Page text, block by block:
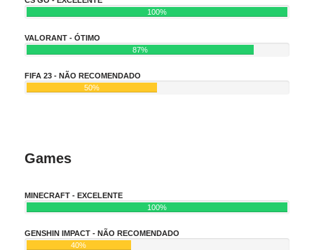
100%
VALORANT - ÓTIMO
87%
FIFA 23 - NÃO RECOMENDADO
50%
Games
MINECRAFT - EXCELENTE
100%
GENSHIN IMPACT - NÃO RECOMENDADO
40%